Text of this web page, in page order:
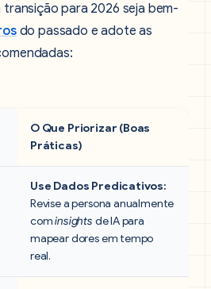
para 2026 seja bem-
do passado e adote as
O Que Priorizar (Boas
Práticas)
Use Dados Predicativos:
Revise a persona anualmente
cominsights de IA para
mapear dores em tempo
real.